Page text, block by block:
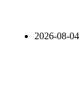
2026-08-04